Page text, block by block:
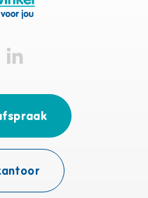
op Facebook
ons op Instagram
Bezoek ons op Linkedin